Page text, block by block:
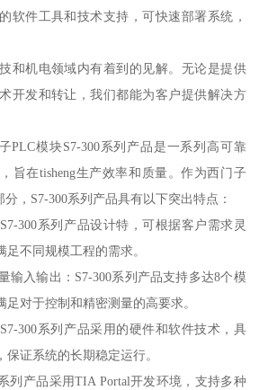
软件工具和技术支持，可快速部署系统，
和机电领域内有着到的见解。无论是提供
开发和转让，我们都能为客户提供解决方
模块S7-300系列产品是一系列高可靠
旨在tisheng生产效率和质量。作为西门子
，S7-300系列产品具有以下突出特点：
300系列产品设计特，可根据客户需求灵
不同规模工程的需求。
输入输出：S7-300系列产品支持多达8个模
对于控制和精密测量的高要求。
300系列产品采用的硬件和软件技术，具
证系统的长期稳定运行。
列产品采用TIA Portal开发环境，支持多种